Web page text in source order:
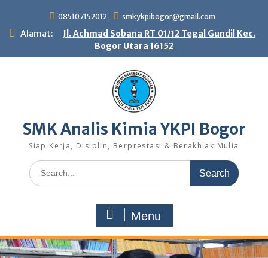
content
085107152012 smkykpibogor@gmail.com
Alamat:
Jl. Achmad Sobana RT 01/12 Tegal Gundil Kec.
Bogor Utara 16152
SMK Analis Kimia YKPI Bogor
Siap Kerja, Disiplin, Berprestasi & Berakhlak Mulia
Search
for:
Menu